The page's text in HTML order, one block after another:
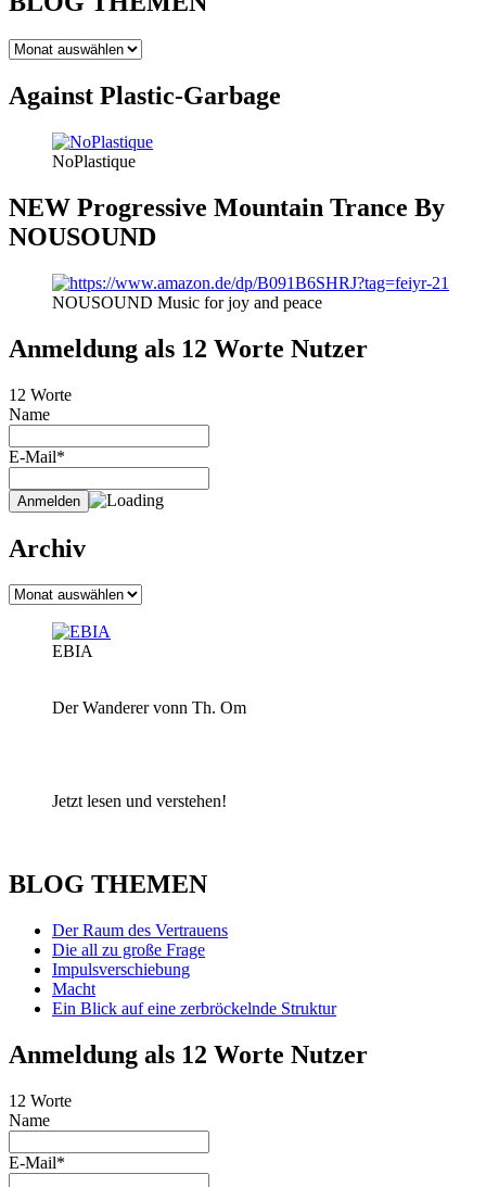
BLOG
Against Plastic-Garbage
NoPlastique
NEW Progressive Mountain Trance By
NOUSOUND
NOUSOUND Music for joy and peace
Anmeldung als 12 Worte Nutzer
12 Worte
Name
E-Mail*
Archiv
Archiv
EBIA
Der Wanderer vonn Th. Om
Jetzt lesen und verstehen!
BLOG THEMEN
Der Raum des Vertrauens
Die all zu große Frage
Impulsverschiebung
Macht
Ein Blick auf eine zerbröckelnde Struktur
Anmeldung als 12 Worte Nutzer
12 Worte
Name
E-Mail*